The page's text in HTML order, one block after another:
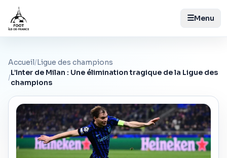
☰Menu
Accueil/Ligue des champions
/
L’Inter de Milan : Une élimination tragique de la Ligue des
champions